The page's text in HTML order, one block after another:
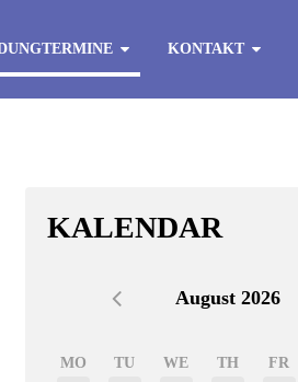
KONTAKT
KALENDAR
August 2026
MO TU WE TH FR